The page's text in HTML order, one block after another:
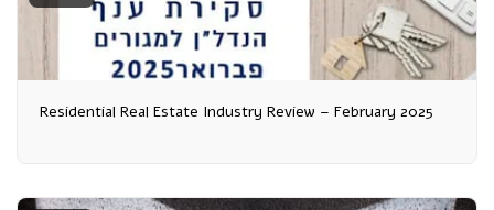
Residential Real Estate Industry Review – February 2025